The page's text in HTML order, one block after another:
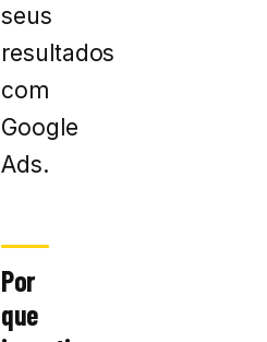
seus
resultados
com
Google
Ads.
Por
que